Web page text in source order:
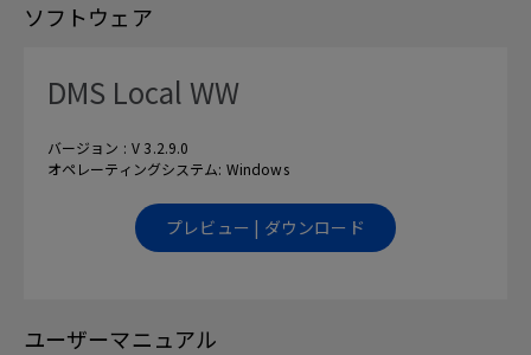
ソフトウェア
DMS Local WW
バージョン : V 3.2.9.0
オペレーティングシステム: Windows
プレビュー | ダウンロード
ユーザーマニュアル